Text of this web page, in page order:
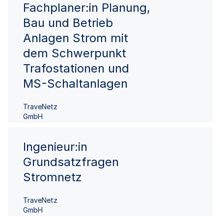
Fachplaner:in Planung,
Bau und Betrieb
Anlagen Strom mit
dem Schwerpunkt
Trafostationen und
MS-Schaltanlagen
TraveNetz
GmbH
Ingenieur:in
Grundsatzfragen
Stromnetz
TraveNetz
GmbH